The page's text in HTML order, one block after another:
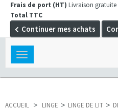
Frais de port (HT) Livraison gratuite
Total TTC
Continuer mes achats
Toggle
navigation
ACCUEIL > LINGE > LINGE DE LIT >